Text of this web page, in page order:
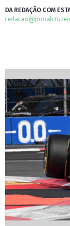
DA REDAÇÃO COM